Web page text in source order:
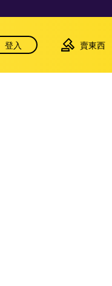
登入 賣東西